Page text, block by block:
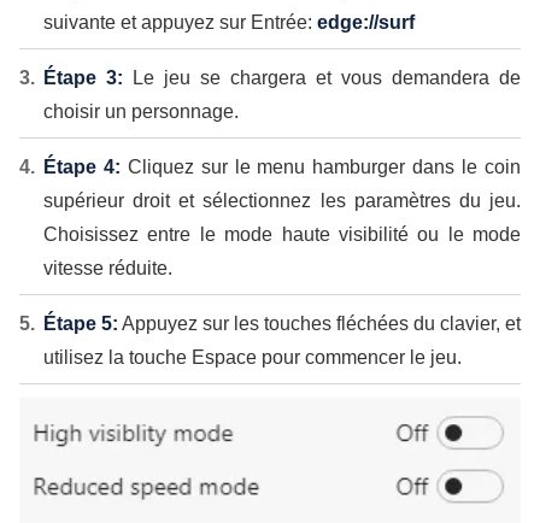
suivante et appuyez sur Entrée: edge://surf
Étape 3: Le jeu se chargera et vous demandera de
choisir un personnage.
Étape 4: Cliquez sur le menu hamburger dans le coin
supérieur droit et sélectionnez les paramètres du jeu.
Choisissez entre le mode haute visibilité ou le mode
vitesse réduite.
Étape 5: Appuyez sur les touches fléchées du clavier, et
utilisez la touche Espace pour commencer le jeu.